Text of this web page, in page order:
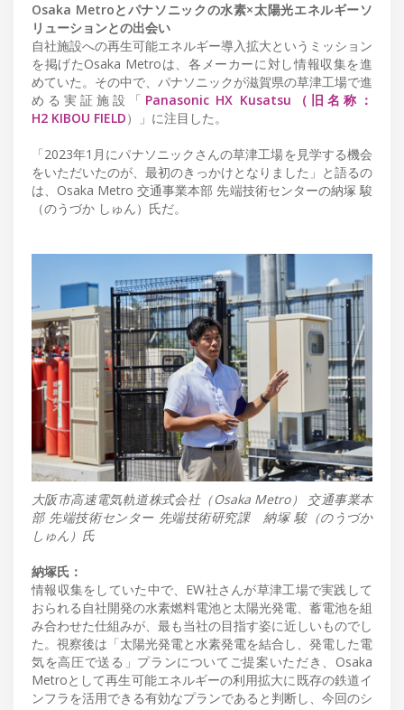
Osaka Metroとパナソニックの水素×太陽光エネルギーソ
リューションとの出会い
自社施設への再生可能エネルギー導入拡大というミッション
を掲げたOsaka Metroは、各メーカーに対し情報収集を進
めていた。その中で、パナソニックが滋賀県の草津工場で進
める実証施設「 Panasonic HX Kusatsu（旧名称：
H2 KIBOU FIELD）」に注目した。
「2023年1月にパナソニックさんの草津工場を見学する機会
をいただいたのが、最初のきっかけとなりました」と語るの
は、Osaka Metro 交通事業本部 先端技術センターの納塚 駿
（のうづか しゅん）氏だ。
大阪市高速電気軌道株式会社（Osaka Metro） 交通事業本
部 先端技術センター 先端技術研究課 納塚 駿（のうづか
しゅん）氏
納塚氏：
情報収集をしていた中で、EW社さんが草津工場で実践して
おられる自社開発の水素燃料電池と太陽光発電、蓄電池を組
み合わせた仕組みが、最も当社の目指す姿に近しいものでし
た。視察後は「太陽光発電と水素発電を結合し、発電した電
気を高圧で送る」プランについてご提案いただき、Osaka
Metroとして再生可能エネルギーの利用拡大に既存の鉄道イ
ンフラを活用できる有効なプランであると判断し、今回のシ